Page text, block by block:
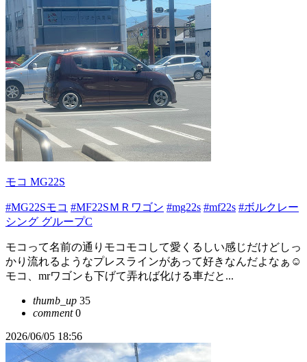
モコ MG22S
#MG22Sモコ #MF22SＭＲワゴン #mg22s #mf22s #ボルクレー
シング グループC
モコって名前の通りモコモコして愛くるしい感じだけどしっ
かり流れるようなプレスラインがあって好きなんだよなぁ☺️
モコ、mrワゴンも下げて弄れば化ける車だと...
thumb_up 35
comment0
2026/06/05 18:56